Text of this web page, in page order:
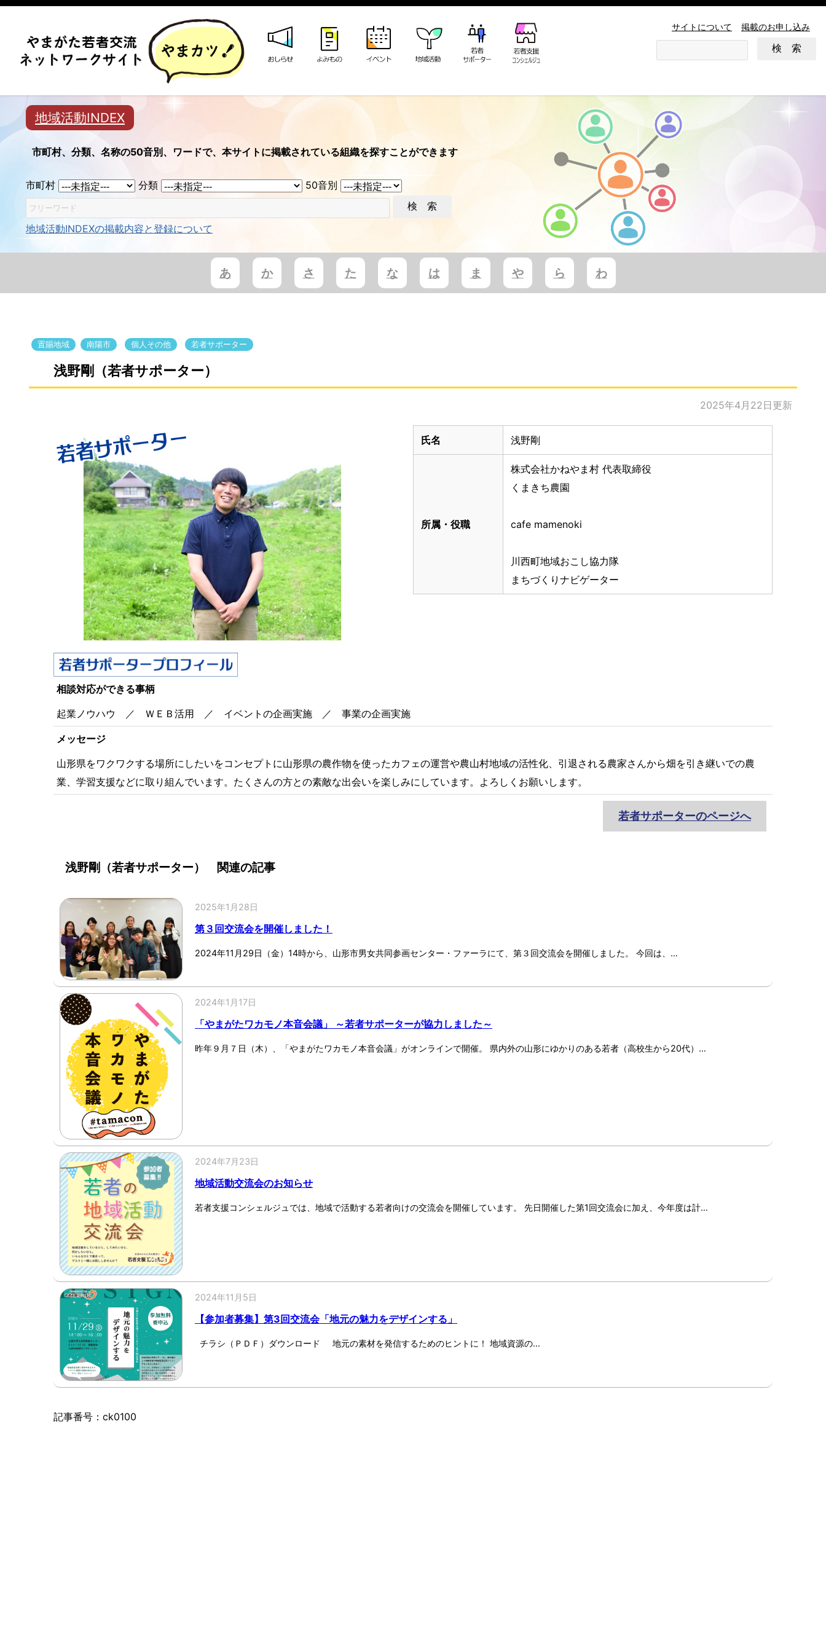
サイトについて 掲載のお申し込み
地域活動INDEX
市町村、分類、名称の50音別、ワードで、本サイトに掲載されている組織を探すことができます
市町村 分類 50音別
地域活動INDEXの掲載内容と登録について
あ か さ た な は ま や ら わ
置賜地域 南陽市 個人その他 若者サポーター
浅野剛（若者サポーター）
2025年4月22日更新
氏名 浅野剛
所属・役職
株式会社かねやま村 代表取締役
くまきち農園
cafe mamenoki
川西町地域おこし協力隊
まちづくりナビゲーター
相談対応ができる事柄
起業ノウハウ ／ ＷＥＢ活用 ／ イベントの企画実施 ／ 事業の企画実施
メッセージ
山形県をワクワクする場所にしたいをコンセプトに山形県の農作物を使ったカフェの運営や農山村地域の活性化、引退される農家さんから畑を引き継いでの農
業、学習支援などに取り組んでいます。たくさんの方との素敵な出会いを楽しみにしています。よろしくお願いします。
若者サポーターのページへ
浅野剛（若者サポーター） 関連の記事
2025年1月28日
第３回交流会を開催しました！
2024年11月29日（金）14時から、山形市男女共同参画センター・ファーラにて、第３回交流会を開催しました。 今回は、…
2024年1月17日
「やまがたワカモノ本音会議」 ～若者サポーターが協力しました～
昨年９月７日（木）、「やまがたワカモノ本音会議」がオンラインで開催。 県内外の山形にゆかりのある若者（高校生から20代）…
2024年7月23日
地域活動交流会のお知らせ
若者支援コンシェルジュでは、地域で活動する若者向けの交流会を開催しています。 先日開催した第1回交流会に加え、今年度は計…
2024年11月5日
【参加者募集】第3回交流会「地元の魅力をデザインする」
チラシ（ＰＤＦ）ダウンロード 地元の素材を発信するためのヒントに！ 地域資源の…
記事番号：ck0100